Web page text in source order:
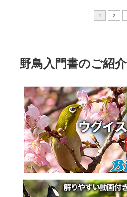
1 2
野鳥入門書のご紹介